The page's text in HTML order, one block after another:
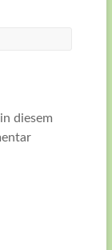
diesem